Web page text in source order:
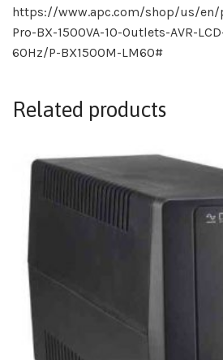
https://www.apc.com/shop/us/en/
Pro-BX-1500VA-10-Outlets-AVR-
60Hz/P-BX1500M-LM60#
Related products